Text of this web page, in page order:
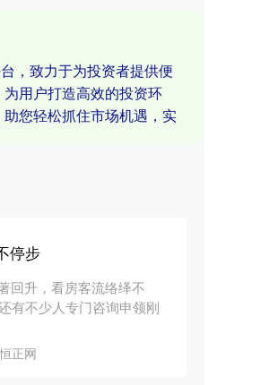
，致力于为投资者提供便
用户打造高效的投资环
您轻松抓住市场机遇，实
停步
回升，看房客流络绎不
有不少人专门咨询申领刚
恒正网